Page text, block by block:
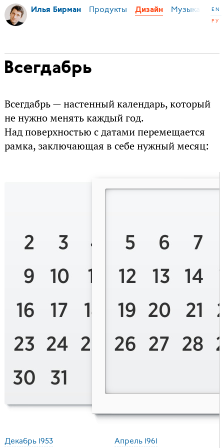
Илья Бирман Продукты Дизайн Музыка
EN
РУ
Всегдабрь
Всегдабрь — настенный календарь, который
не нужно менять каждый год.
Над поверхностью с датами перемещается
рамка, заключающая в себе нужный месяц:
Декабрь 1953
Апрель 1961